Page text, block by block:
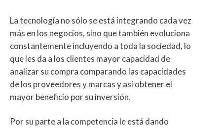
La tecnología no sólo se está integrando cada vez
más en los negocios, sino que también evoluciona
constantemente incluyendo a toda la sociedad, lo
que les da a los clientes mayor capacidad de
analizar su compra comparando las capacidades
de los proveedores y marcas y así obtener el
mayor beneficio por su inversión.
Por su parte a la competencia le está dando